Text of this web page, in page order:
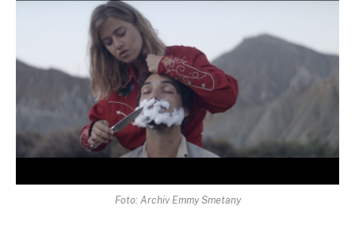
Foto: Archiv Emmy Smetany